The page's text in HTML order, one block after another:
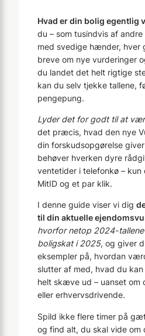
Hvad er din bolig egentlig
du – som tusindvis af
med svedige hænder, hver
breve om nye vurderinger
du landet det helt rigtige
kan du selv tjekke tallene,
pengepung.
Lyder det for godt til at
det præcis, hvad den nye
din forskudsopgørelse
behøver hverken dyre
ventetider i telefonkø – kun
MitID og et par klik.
I denne guide viser vi dig
til din aktuelle
hvorfor netop 2024-tallene
boligskat i 2025, og giver
eksempler på, hvordan
slutter af med, hvad du
helt skæve ud – uanset om
eller erhvervsdrivende.
Spild ikke flere timer på
og find alt, du skal vide